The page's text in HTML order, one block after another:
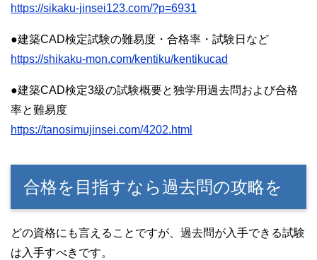
https://sikaku-jinsei123.com/?p=6931
●建築CAD検定試験の難易度・合格率・試験日など
https://shikaku-mon.com/kentiku/kentikucad
●建築CAD検定3級の試験概要と独学用過去問および合格
率と難易度
https://tanosimujinsei.com/4202.html
合格を目指すなら過去問の攻略を
どの資格にも言えることですが、過去問が入手できる試験
は入手すべきです。